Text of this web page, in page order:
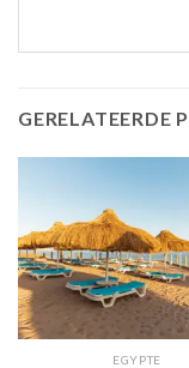
GERELATEERDE
EGYPTE